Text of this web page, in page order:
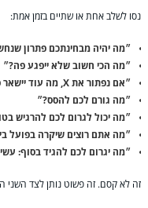
נסו לשלב אחת או שתיים בזמן אמת:
״מה יהיה מבחינתכם פתרון
״מה הכי חשוב שלא ייפגע פה?״
״אם נפתור את X, מה עוד יישאר פתוח?״
״מה גורם לכם להסס?״
״מה יכול לגרום לכם להרגיש
״מה אתם רוצים שיקרה בפועל
״מה יגרום לכם להגיד בסוף:
זה לא קסם. זה פשוט נותן לצד השני